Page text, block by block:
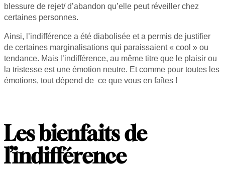
blessure de rejet/ d’abandon qu’elle peut réveiller chez
certaines personnes.
Ainsi, l’indifférence a été diabolisée et a permis de justifier
de certaines marginalisations qui paraissaient « cool » ou
tendance. Mais l’indifférence, au même titre que le plaisir ou
la tristesse est une émotion neutre. Et comme pour toutes les
émotions, tout dépend de ce que vous en faîtes !
Les bienfaits de
l’indifférence